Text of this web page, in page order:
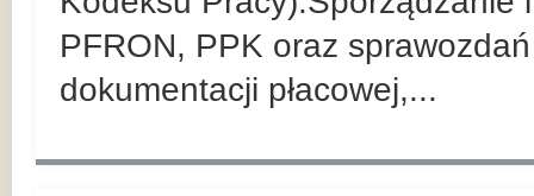
PFRON, PPK oraz
dokumentacji płacowej,...